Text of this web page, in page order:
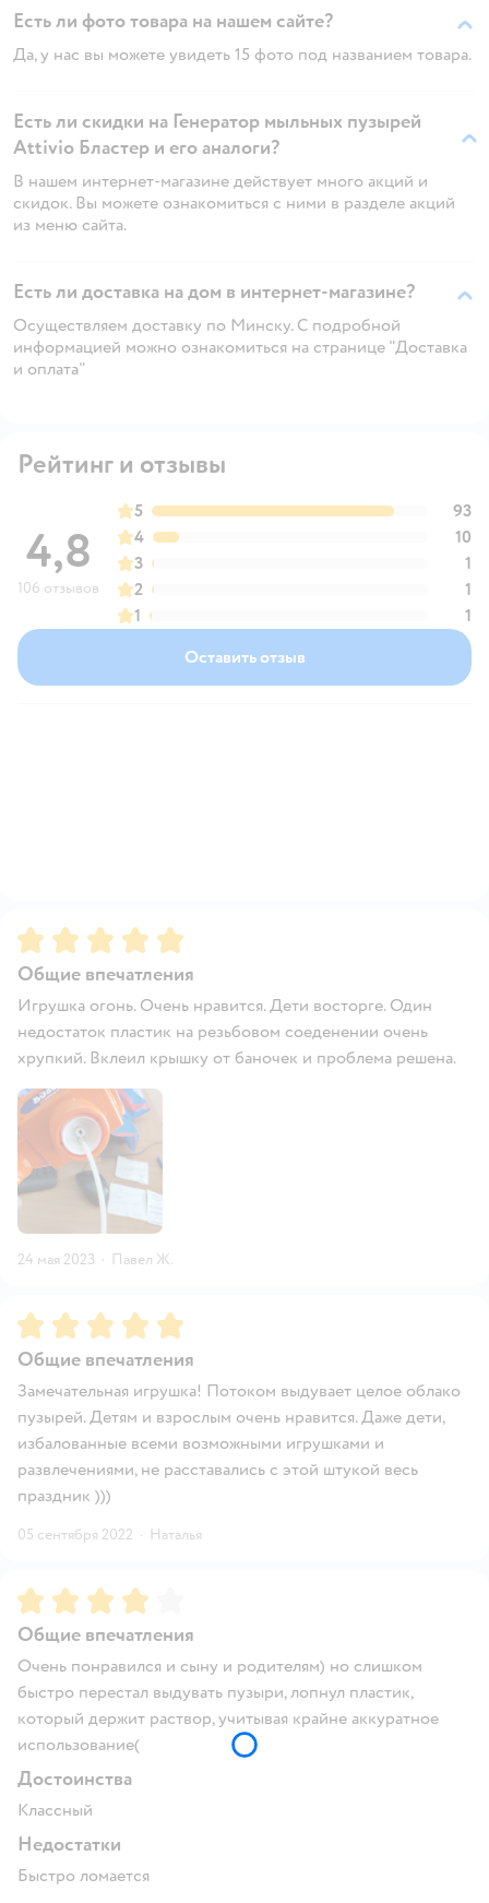
Есть ли фото товара на нашем сайте?
Да, у нас вы можете увидеть 15 фото под названием товара.
Есть ли скидки на Генератор мыльных пузырей
Attivio Бластер и его аналоги?
В нашем интернет-магазине действует много акций и
скидок. Вы можете ознакомиться с ними в разделе акций
из меню сайта.
Есть ли доставка на дом в интернет-магазине?
Осуществляем доставку по Минску. С подробной
информацией можно ознакомиться на странице "Доставка
и оплата"
Рейтинг и отзывы
4,8
106 отзывов
5
93
4
10
3
1
2
1
1
1
Оставить отзыв
Рейтинг:5
Общие впечатления
Игрушка огонь. Очень нравится. Дети восторге. Один
недостаток пластик на резьбовом соеденении очень
хрупкий. Вклеил крышку от баночек и проблема решена.
24 мая 2023 · Павел Ж.
Рейтинг:5
Общие впечатления
Замечательная игрушка! Потоком выдувает целое облако
пузырей. Детям и взрослым очень нравится. Даже дети,
избалованные всеми возможными игрушками и
развлечениями, не расставались с этой штукой весь
праздник )))
05 сентября 2022 · Наталья
Рейтинг:4
Общие впечатления
Очень понравился и сыну и родителям) но слишком
быстро перестал выдувать пузыри, лопнул пластик,
который держит раствор, учитывая крайне аккуратное
использование(
Достоинства
Классный
Недостатки
Быстро ломается